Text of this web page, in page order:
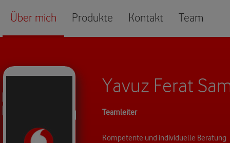
Über mich Produkte Kontakt Team
Yavuz Ferat
Teamleiter
Kompetente und individuelle Beratung